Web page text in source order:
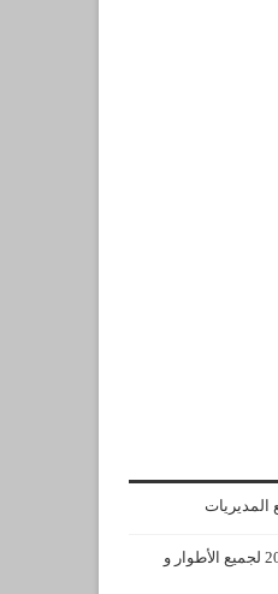
نتائج مسابقة توظيف الأساتذة 2015 لجميع الأطوار و